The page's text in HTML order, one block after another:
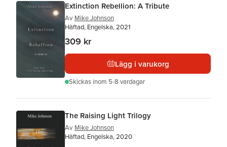
Extinction Rebellion: A Tribute
Av Mike Johnson
Häftad, Engelska, 2021
309 kr
Lägg i varukorg
Skickas inom 5-8 vardagar
The Raising Light Trilogy
Av Mike Johnson
Häftad, Engelska, 2020